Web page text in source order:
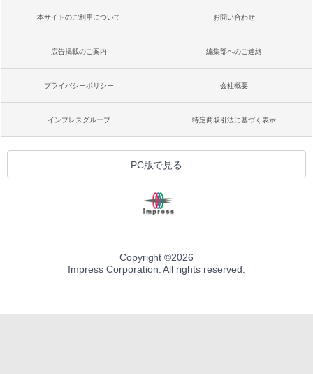
本サイトのご利用について お問い合わせ
広告掲載のご案内 編集部へのご連絡
プライバシーポリシー 会社概要
インプレスグループ 特定商取引法に基づく表示
PC版で見る
Copyright ©2026
Impress Corporation. All rights reserved.